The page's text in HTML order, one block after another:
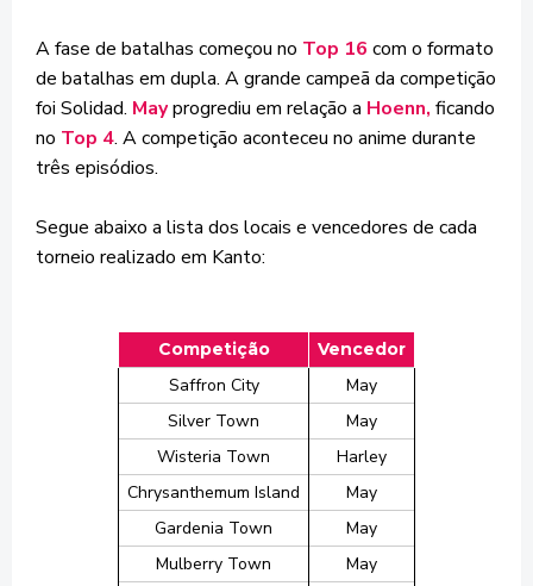
A fase de batalhas começou no Top 16 com o formato
de batalhas em dupla. A grande campeã da competição
foi Solidad. Mayprogrediu em relação a Hoenn, ficando
no Top 4. A competição aconteceu no anime durante
três episódios.
Segue abaixo a lista dos locais e vencedores de cada
torneio realizado em Kanto:
Competição Vencedor
Saffron City
May
Silver Town
May
Wisteria Town
Harley
Chrysanthemum Island
May
Gardenia Town
May
Mulberry Town
May